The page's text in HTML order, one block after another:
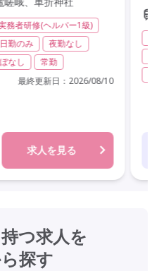
務者研修(ヘルパー1級)
日勤のみ
夜勤なし
なし
常勤
最終更新日： 2026/08/10
求人を見る
つ求人を
探す